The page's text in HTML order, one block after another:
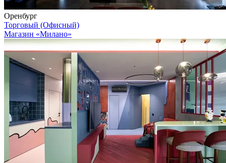
Оренбург
Торговый (Офисный)
Магазин «Милано»